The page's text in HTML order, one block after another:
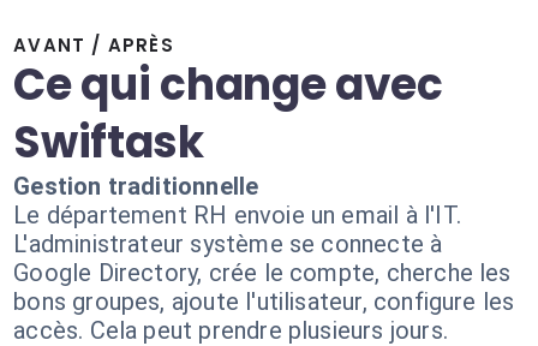
AVANT / APRÈS
Ce qui change avec
Swiftask
Gestion traditionnelle
Le département RH envoie un email à l'IT.
L'administrateur système se connecte à
Google Directory, crée le compte, cherche les
bons groupes, ajoute l'utilisateur, configure les
accès. Cela peut prendre plusieurs jours.